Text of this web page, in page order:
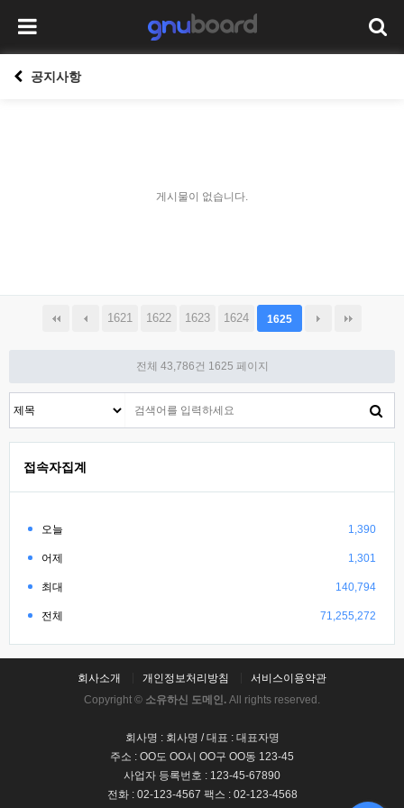
공지사항
게시물이 없습니다.
1621 1622 1623 1624 1625
전체 43,786건 1625 페이지
접속자집계
오늘 1,390
어제 1,301
최대 140,794
전체 71,255,272
회사소개 개인정보처리방침
서비스이용약관
Copyright © 소유하신 도메인. All rights reserved.
회사명 : 회사명 / 대표 : 대표자명
주소 : OO도 OO시 OO구 OO동 123-45
사업자 등록번호 : 123-45-67890
전화 : 02-123-4567 팩스 : 02-123-4568